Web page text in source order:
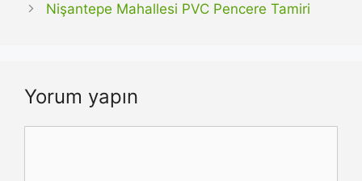
Nişantepe Mahallesi PVC Pencere Tamiri
Yorum yapın